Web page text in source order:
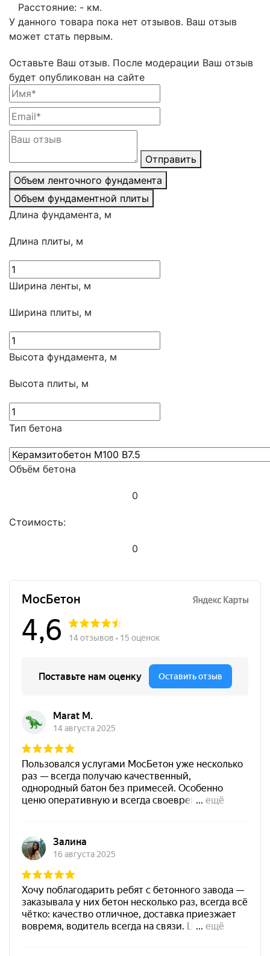
Расстояние: - км.
У данного товара пока нет отзывов. Ваш отзыв
может стать первым.
Оставьте Ваш отзыв. После модерации Ваш отзыв
будет опубликован на сайте
Отправить
Объем ленточного фундамента
Объем фундаментной плиты
Длина фундамента, м
Длина плиты, м
Ширина ленты, м
Ширина плиты, м
Высота фундамента, м
Высота плиты, м
Тип бетона
Объём бетона
0
Стоимость:
0